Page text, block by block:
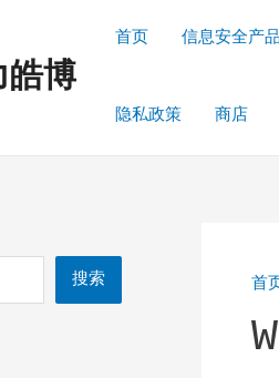
皓博
首页 信息安全产品
隐私政策 商店
搜索 首